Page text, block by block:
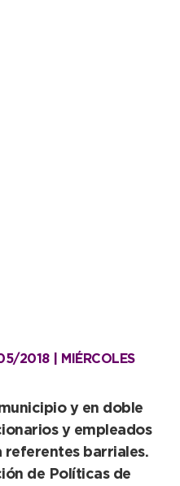
2018 | MIÉRCOLES
y en doble
y empleados
referentes barriales.
de Políticas de